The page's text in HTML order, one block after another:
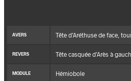
AVERS Tête d’Aréthuse de face,
REVERS Tête casquée d’Arès à
MODULE Hémiobole